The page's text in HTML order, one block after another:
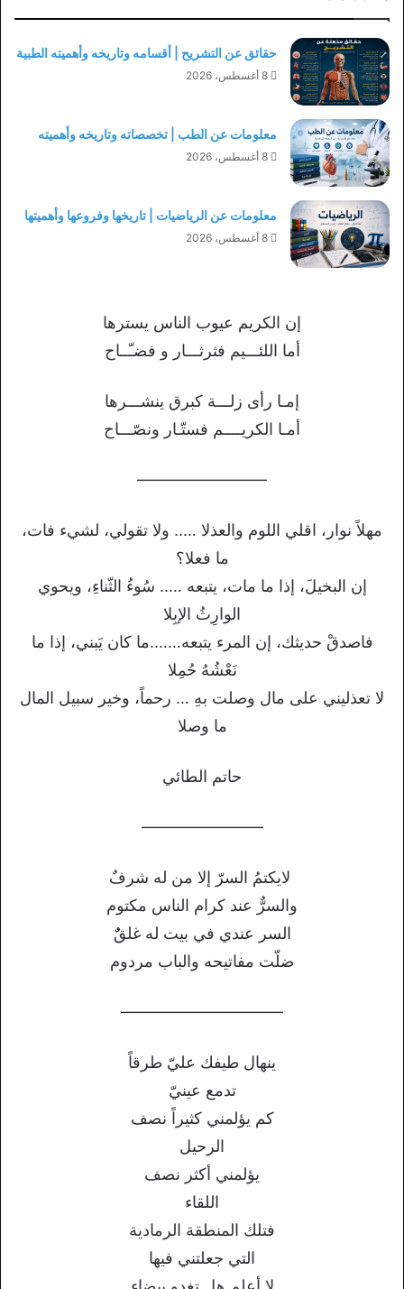
حقائق عن التشريح | أقسامه وتاريخه وأهميته الطبية
8 أغسطس، 2026
معلومات عن الطب | تخصصاته وتاريخه وأهميته
8 أغسطس، 2026
معلومات عن الرياضيات | تاريخها وفروعها وأهميتها
8 أغسطس، 2026
إن الكريم عيوب الناس يسترها
أما اللئـــيم فثرثـــار و فضـّــاح
إمـا رأى زلـــة كبرق ينشـــرها
أمـا الكريــــم فستّـار ونصّـــاح
————————
مهلاً نوار، اقلي اللوم والعذلا ….. ولا تقولي، لشيء فات،
ما فعلا؟
إن البخيلَ، إذا ما مات، يتبعه ….. سُوءُ الثّناءِ، ويحوي
الوارِثُ الإبِلا
فاصدقْ حديثك، إن المرء يتبعه…….ما كان يَبني، إذا ما
نَعْشُهُ حُمِلا
لا تعذليني على مال وصلت بهِ … رحماً، وخير سبيل المال
ما وصلا
حاتم الطائي
———————–
لايكتمُ السرّ إلا من له شرفٌ
والسرٌّ عند كرام الناس مكتوم
السر عندي في بيت له غلقٌٌ
ضلّت مفاتيحه والباب مردوم
——————————
ينهال طيفك عليّ طرقاً
تدمع عينيّ
كم يؤلمني كثيراً نصف
الرحيل
يؤلمني أكثر نصف
اللقاء
فتلك المنطقة الرمادية
التي جعلتني فيها